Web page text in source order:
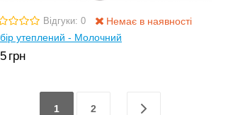
Відгуки: 0
Немає в наявності
утеплений - Молочний
грн
1 2